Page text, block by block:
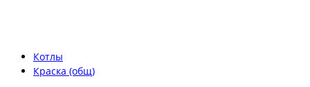
Котлы
Краска (общ)